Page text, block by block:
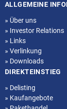
ALLGEMEINE
» Über uns
» Investor Relations
» Links
» Verlinkung
» Downloads
DIREKTEINSTIEG
» Delisting
» Kaufangebote